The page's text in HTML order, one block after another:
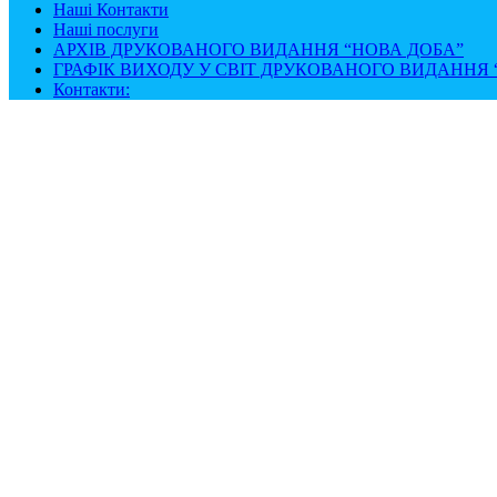
Наші Контакти
Наші послуги
АРХІВ ДРУКОВАНОГО ВИДАННЯ “НОВА ДОБА”
ГРАФІК ВИХОДУ У СВІТ ДРУКОВАНОГО ВИДАННЯ
Контакти: